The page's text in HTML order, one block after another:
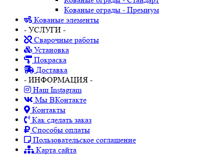
Кованые ограды - Премиум
Кованые элементы
- УСЛУГИ -
Сварочные работы
Установка
Покраска
Доставка
- ИНФОРМАЦИЯ -
Наш Instagram
Мы ВКонтакте
Контакты
Как сделать заказ
Способы оплаты
Пользовательское соглашение
Карта сайта